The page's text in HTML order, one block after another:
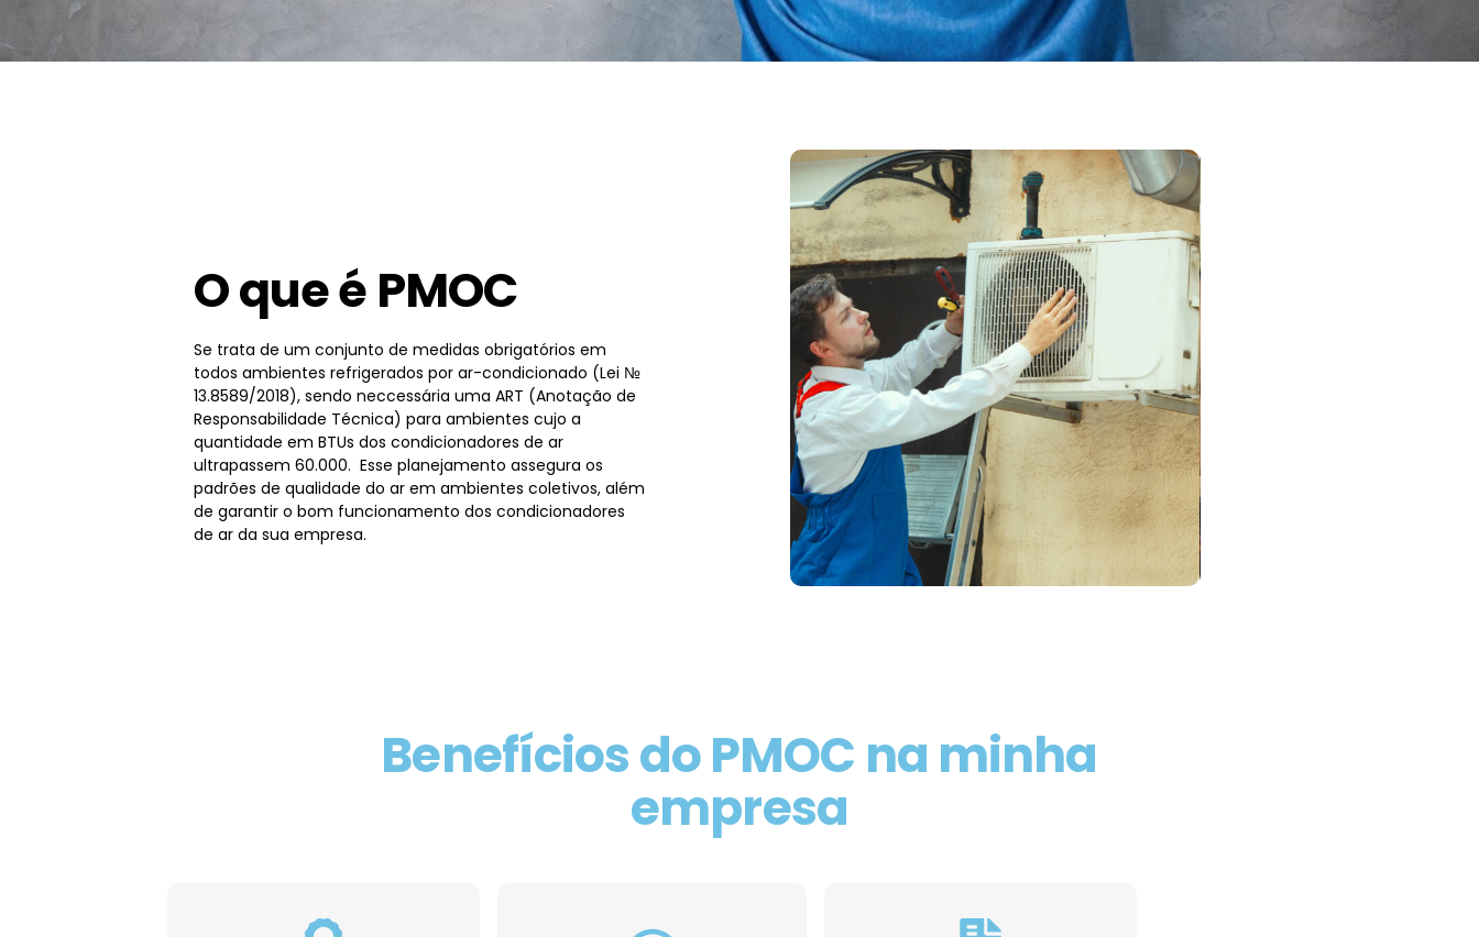
O que é PMOC
Se trata de um conjunto de medidas obrigatórios em
todos ambientes refrigerados por ar-condicionado (Lei №
13.8589/2018), sendo neccessária uma ART (Anotação de
Responsabilidade Técnica) para ambientes cujo a
quantidade em BTUs dos condicionadores de ar
ultrapassem 60.000. Esse planejamento assegura os
padrões de qualidade do ar em ambientes coletivos, além
de garantir o bom funcionamento dos condicionadores
de ar da sua empresa.
Benefícios do PMOC na minha
empresa